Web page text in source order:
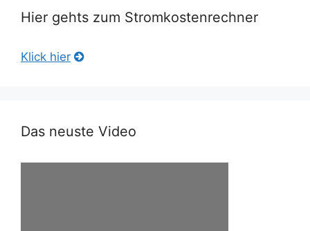
Hier gehts zum Stromkostenrechner
Klick hier
Das neuste Video